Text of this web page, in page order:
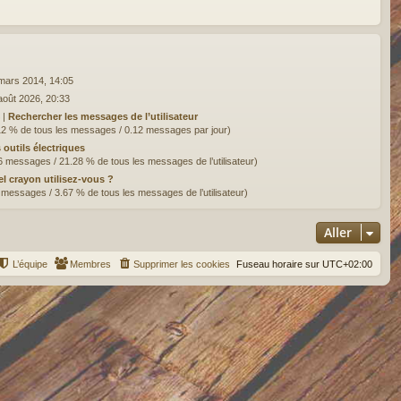
2014, 14:05
2026, 20:33
| Rechercher les messages de l’utilisateur
% de tous les messages / 0.12 messages par jour)
outils électriques
messages / 21.28 % de tous les messages de l’utilisateur)
crayon utilisez-vous ?
/ 3.67 % de tous les messages de l’utilisateur)
Aller
Fuseau horaire sur UTC+02:00
Supprimer les cookies
Membres
L’équipe